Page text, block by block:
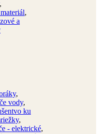
,
,
a
,
vody,
ku
,
- elektrické,